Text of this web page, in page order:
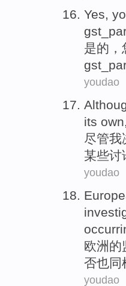
Yes,
是的 ，
youdao
its own,
尽管我
某些讨
youdao
欧洲 的
否也同
youdao